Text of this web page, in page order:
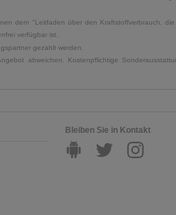
dem "Leitfaden über den Kraftstoffverbrauch,
verfügbar ist.
gezahlt werden.
abweichen. Kostenpflichtige
Bleiben Sie in Kontakt